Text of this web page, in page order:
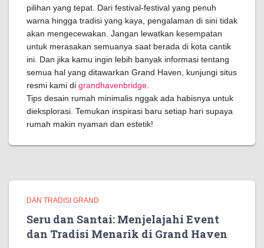
pilihan yang tepat. Dari festival-festival yang penuh
warna hingga tradisi yang kaya, pengalaman di sini tidak
akan mengecewakan. Jangan lewatkan kesempatan
untuk merasakan semuanya saat berada di kota cantik
ini. Dan jika kamu ingin lebih banyak informasi tentang
semua hal yang ditawarkan Grand Haven, kunjungi situs
resmi kami di grandhavenbridge
Tips desain rumah minimalis nggak ada habisnya untuk
dieksplorasi. Temukan inspirasi baru setiap hari supaya
rumah makin nyaman dan estetik!
DAN TRADISI GRAND
Seru dan Santai: Menjelajahi Event
dan Tradisi Menarik di Grand Haven